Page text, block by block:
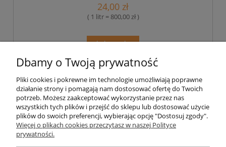
24,00 zł
( 1 litr = 800,00 zł )
do koszyka
Pomoc
Moje konto
Dbamy o Twoją prywatność
Pliki cookies i pokrewne im technologie umożliwiają poprawne
działanie strony i pomagają nam dostosować ofertę do Twoich
potrzeb. Możesz zaakceptować wykorzystanie przez nas
wszystkich tych plików i przejść do sklepu lub dostosować użycie
plików do swoich preferencji, wybierając opcję "Dostosuj zgody".
Więcej o plikach cookies przeczytasz w naszej Polityce
prywatności.